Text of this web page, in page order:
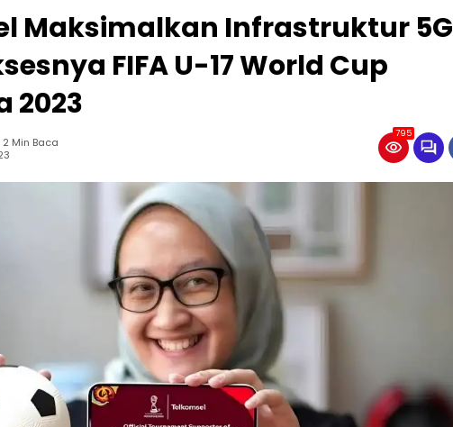
Maksimalkan Infrastruktur 5G
FIFA U-17 World Cup
2023
2 Min Baca
795